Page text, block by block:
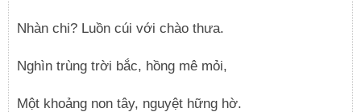
Nhàn chi? Luồn cúi với chào thưa.
Nghìn trùng trời bắc, hồng mê mỏi,
Một khoảng non tây, nguyệt hững hờ.